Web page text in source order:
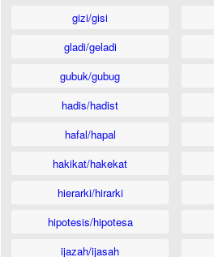
gizi/gisi
gladi/geladi
gubuk/gubug
hadis/hadist
hafal/hapal
hakikat/hakekat
hierarki/hirarki
hipotesis/hipotesa
ijazah/ijasah